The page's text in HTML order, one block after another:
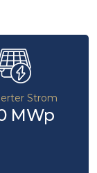
Strom
MWp